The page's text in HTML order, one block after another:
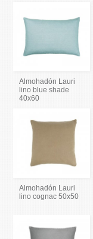
Almohadón Lauri
lino blue shade
40x60
Almohadón Lauri
lino cognac 50x50